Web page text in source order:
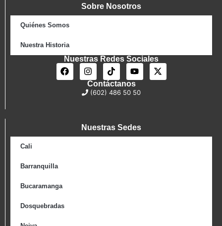
Sobre Nosotros
Quiénes Somos
Nuestra Historia
Nuestras Redes Sociales
Contáctanos
(602) 486 50 50
Nuestras Sedes
Cali
Barranquilla
Bucaramanga
Dosquebradas